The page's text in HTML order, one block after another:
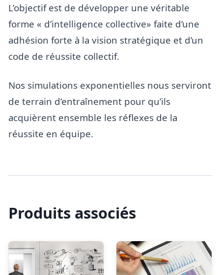
L’objectif est de développer une véritable
forme « d’intelligence collective» faite d’une
adhésion forte à la vision stratégique et d’un
code de réussite collectif.
Nos simulations exponentielles nous serviront
de terrain d’entraînement pour qu’ils
acquièrent ensemble les réflexes de la
réussite en équipe.
Produits associés